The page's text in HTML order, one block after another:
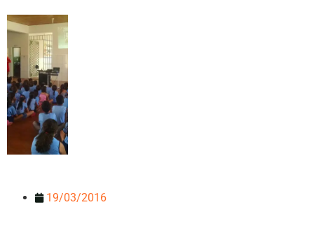
19/03/2016